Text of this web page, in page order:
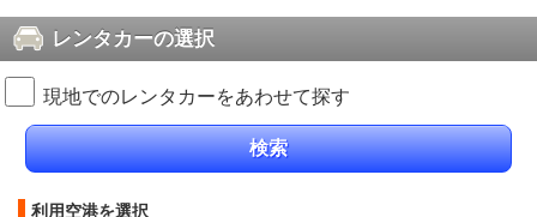
レンタカーの選択
現地でのレンタカーをあわせて探す
検索
利用空港を選択